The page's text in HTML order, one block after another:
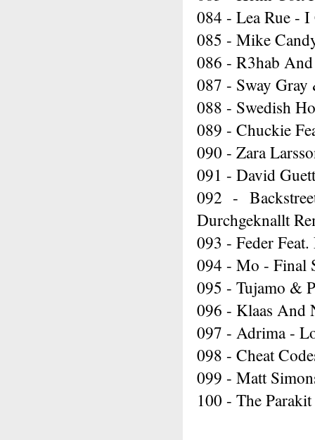
084 - Lea Rue -
085 - Mike
086 - R3hab
087 - Sway Gray
088 - Swedish
089 - Chuckie
090 - Zara
091 - David
092 -
Durchgeknallt
093 - Feder
094 - Mo - Final
095 - Tujamo &
096 - Klaas And
097 - Adrima -
098 - Cheat
099 - Matt
100 - The